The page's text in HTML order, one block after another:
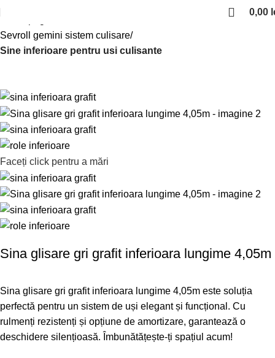
0,00
Sevroll gemini sistem culisare
Sine inferioare pentru usi culisante
Faceți click pentru a mări
Sina glisare gri grafit inferioara lungime 4,05m
Sina glisare gri grafit inferioara lungime 4,05m este soluția
perfectă pentru un sistem de uși elegant și funcțional. Cu
rulmenți rezistenți și opțiune de amortizare, garantează o
deschidere silențioasă. Îmbunătățește-ți spațiul acum!